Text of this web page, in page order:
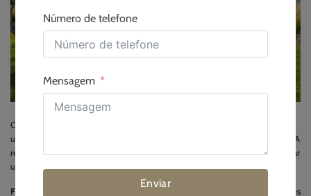
Continua a debater-se com um relvado irregular e desgastado? Imagine pisar
um relvado perfeitamente verde todos os dias, sem ter de o cortar ou regar! A
relva artificial pode tornar este sonho realidade, mas é fundamental encontrar
uma relva em que possa confiar.
Fiável
é mais do que apenas aparência. Trata-se de certificações
Número de telefone
Mensagem
Enviar